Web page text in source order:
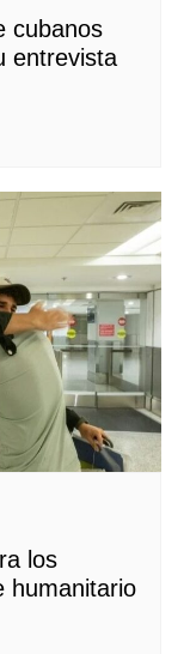
cubanos
entrevista
los
humanitario